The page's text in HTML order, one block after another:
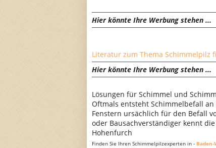
Hier könnte Ihre Werbung stehen ...
Literatur zum Thema Schimmelpilz
Hier könnte Ihre Werbung stehen ...
Lösungen für Schimmel und
Oftmals entsteht Schimmelbefall
Fenstern ursächlich für den Befall
oder Bausachverständiger kennt
Hohenfurch
Finden Sie Ihren Schimmelpilzexperten in -